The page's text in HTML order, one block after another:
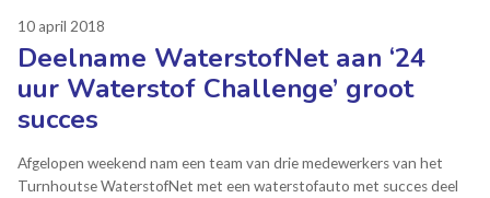
10 april 2018
Deelname WaterstofNet aan ‘24
uur Waterstof Challenge’ groot
succes
Afgelopen weekend nam een team van drie medewerkers van het
Turnhoutse WaterstofNet met een waterstofauto met succes deel